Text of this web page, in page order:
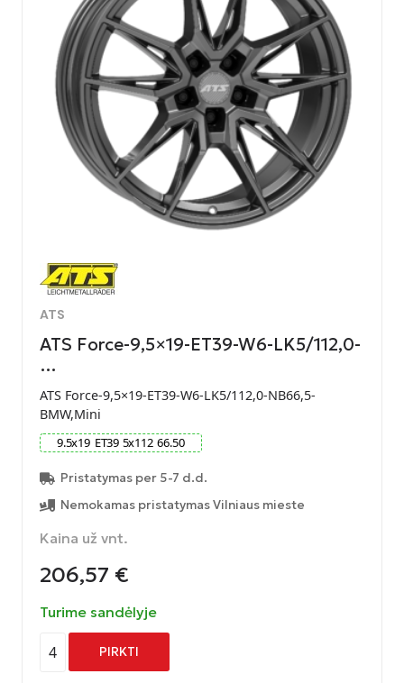
ATS
ATS Force-9,5×19-ET39-W6-LK5/112,0-
…
ATS Force-9,5×19-ET39-W6-LK5/112,0-NB66,5-
BMW,Mini
9.5x19 ET39 5x112 66.50
Pristatymas per 5-7 d.d.
Nemokamas pristatymas Vilniaus mieste
Kaina už vnt.
206,57 €
Turime sandėlyje
4 PIRKTI